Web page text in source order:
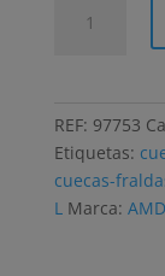
REF: 97753
Etiquetas:
cuecas-
L Marca: AMD